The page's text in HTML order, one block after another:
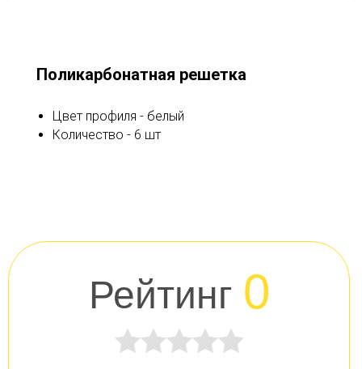
Поликарбонатная решетка
Цвет профиля - белый
Количество - 6 шт
Рейтинг 0